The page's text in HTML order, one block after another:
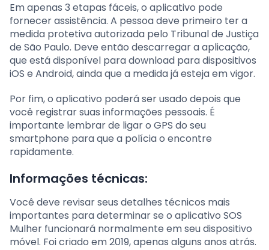
Em apenas 3 etapas fáceis, o aplicativo pode
fornecer assistência. A pessoa deve primeiro ter a
medida protetiva autorizada pelo Tribunal de Justiça
de São Paulo. Deve então descarregar a aplicação,
que está disponível para download para dispositivos
iOS e Android, ainda que a medida já esteja em vigor.
Por fim, o aplicativo poderá ser usado depois que
você registrar suas informações pessoais. É
importante lembrar de ligar o GPS do seu
smartphone para que a polícia o encontre
rapidamente.
Informações técnicas:
Você deve revisar seus detalhes técnicos mais
importantes para determinar se o aplicativo SOS
Mulher funcionará normalmente em seu dispositivo
móvel. Foi criado em 2019, apenas alguns anos atrás.